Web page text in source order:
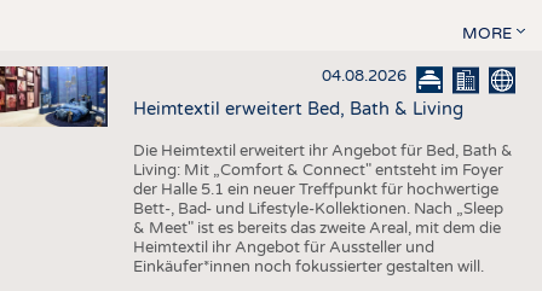
MORE
04.08.2026
Heimtextil erweitert Bed, Bath & Living
Die Heimtextil erweitert ihr Angebot für Bed, Bath &
Living: Mit „Comfort & Connect" entsteht im Foyer
der Halle 5.1 ein neuer Treffpunkt für hochwertige
Bett-, Bad- und Lifestyle-Kollektionen. Nach „Sleep
& Meet" ist es bereits das zweite Areal, mit dem die
Heimtextil ihr Angebot für Aussteller und
Einkäufer*innen noch fokussierter gestalten will.